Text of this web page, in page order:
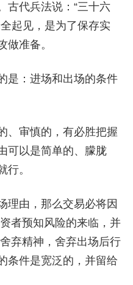
古代兵法说：“三十六
起见，是为了保存实
做准备。
：进场和出场的条件
审慎的，有必胜把握
可以是简单的、朦胧
行。
由，那么交易必将因
者预知风险的来临，并
弃精神，舍弃出场后行
条件是宽泛的，并留给